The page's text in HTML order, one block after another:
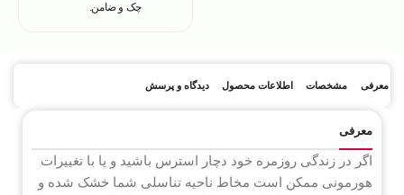
چک و ضامن.
معرفی مشخصات اطلاعات محصول دیدگاه و پرسش
معرفی
اگر در زندگی روزمره خود دچار استرس باشید و یا با تغییرات
هورمونی ممکن است مخاط ناحیه تناسلی شما خشک شده و